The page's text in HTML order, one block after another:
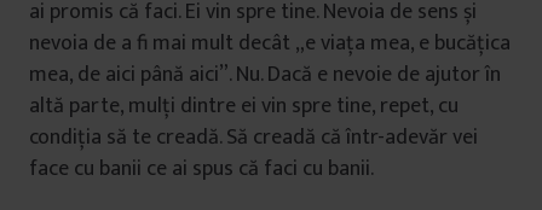
ai promis că faci. Ei vin spre tine. Nevoia de sens și
nevoia de a fi mai mult decât „e viața mea, e bucățica
mea, de aici până aici”. Nu. Dacă e nevoie de ajutor în
altă parte, mulți dintre ei vin spre tine, repet, cu
condiția să te creadă. Să creadă că într-adevăr vei
face cu banii ce ai spus că faci cu banii.